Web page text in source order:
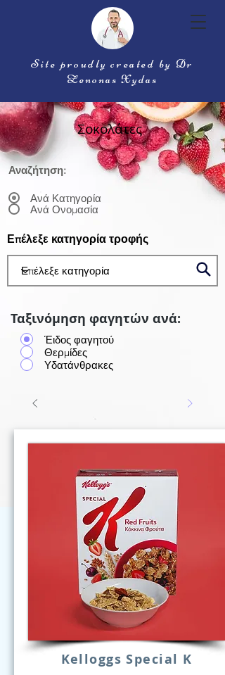
Site proudly created by Dr
Zenonas Xydas
Σοκολάτες
Αναζήτηση:
Ανά Κατηγορία
Ανά Ονομασία
Επέλεξε κατηγορία τροφής
Ταξινόμηση φαγητών ανά:
Έιδος φαγητού
Θερμίδες
Υδατάνθρακες
Kelloggs Special K